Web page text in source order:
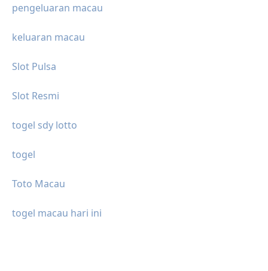
pengeluaran macau
keluaran macau
Slot Pulsa
Slot Resmi
togel sdy lotto
togel
Toto Macau
togel macau hari ini